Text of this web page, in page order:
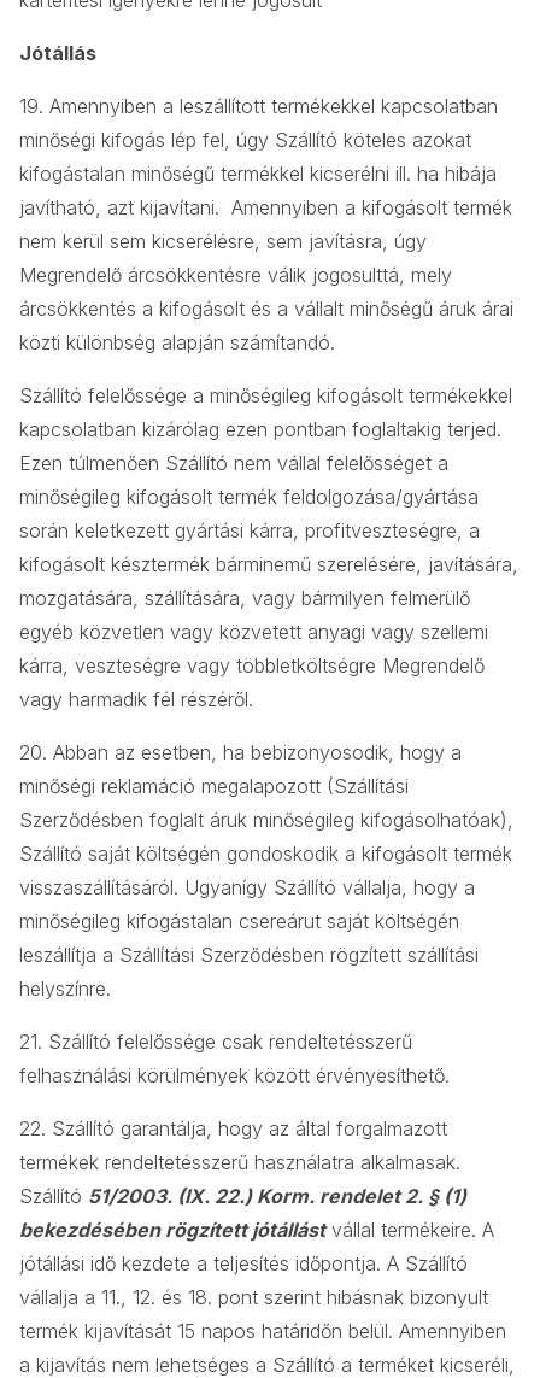
Jótállás
19. Amennyiben a leszállított termékekkel kapcsolatban
minőségi kifogás lép fel, úgy Szállító köteles azokat
kifogástalan minőségű termékkel kicserélni ill. ha hibája
javítható, azt kijavítani. Amennyiben a kifogásolt termék
nem kerül sem kicserélésre, sem javításra, úgy
Megrendelő árcsökkentésre válik jogosulttá, mely
árcsökkentés a kifogásolt és a vállalt minőségű áruk árai
közti különbség alapján számítandó.
Szállító felelőssége a minőségileg kifogásolt termékekkel
kapcsolatban kizárólag ezen pontban foglaltakig terjed.
Ezen túlmenően Szállító nem vállal felelősséget a
minőségileg kifogásolt termék feldolgozása/gyártása
során keletkezett gyártási kárra, profitveszteségre, a
kifogásolt késztermék bárminemű szerelésére, javítására,
mozgatására, szállítására, vagy bármilyen felmerülő
egyéb közvetlen vagy közvetett anyagi vagy szellemi
kárra, veszteségre vagy többletköltségre Megrendelő
vagy harmadik fél részéről.
20. Abban az esetben, ha bebizonyosodik, hogy a
minőségi reklamáció megalapozott (Szállítási
Szerződésben foglalt áruk minőségileg kifogásolhatóak),
Szállító saját költségén gondoskodik a kifogásolt termék
visszaszállításáról. Ugyanígy Szállító vállalja, hogy a
minőségileg kifogástalan csereárut saját költségén
leszállítja a Szállítási Szerződésben rögzített szállítási
helyszínre.
21. Szállító felelőssége csak rendeltetésszerű
felhasználási körülmények között érvényesíthető.
22. Szállító garantálja, hogy az által forgalmazott
termékek rendeltetésszerű használatra alkalmasak.
Szállító 51/2003. (IX. 22.) Korm. rendelet 2. § (1)
bekezdésében rögzített jótállástvállal termékeire. A
jótállási idő kezdete a teljesítés időpontja. A Szállító
vállalja a 11., 12. és 18. pont szerint hibásnak bizonyult
termék kijavítását 15 napos határidőn belül. Amennyiben
a kijavítás nem lehetséges a Szállító a terméket kicseréli,